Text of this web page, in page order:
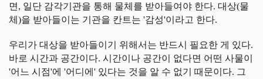
면, 일단 감각기관을 통해 물체를 받아들여야 한다. 대상(물
체)을 받아들이는 기관을 칸트는 '감성'이라고 한다.
우리가 대상을 받아들이기 위해서는 반드시 필요한 게 있다.
바로 시간과 공간이다. 시간이나 공간이 없다면 어떤 사물이
'어느 시점'에 '어디에' 있다는 것을 알 수 없기 때문이다. 그